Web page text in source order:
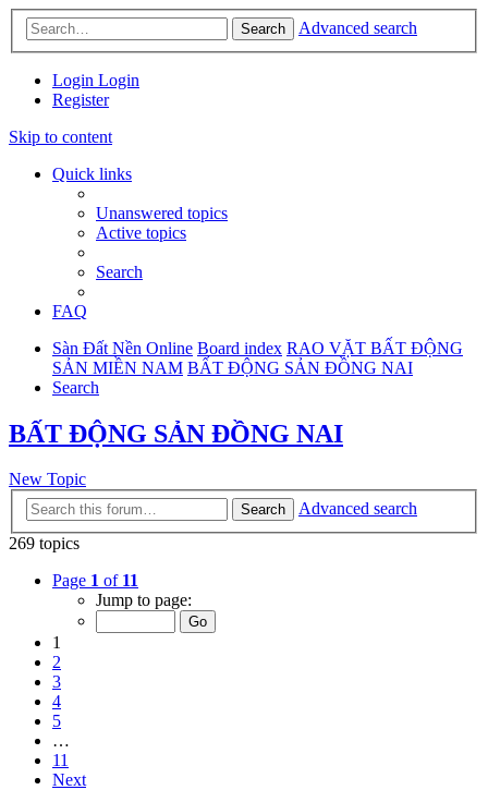
Search Advanced search
Login Login
Register
Skip to content
Quick links
Unanswered topics
Active topics
Search
FAQ
Sàn Đất Nền Online Board index RAO VẶT BẤT ĐỘNG
SẢN MIỀN NAM BẤT ĐỘNG SẢN ĐỒNG NAI
Search
BẤT ĐỘNG SẢN ĐỒNG NAI
New Topic
Search
Advanced search
269 topics
Page 1 of 11
Jump to page:
1
2
3
4
5
…
11
Next